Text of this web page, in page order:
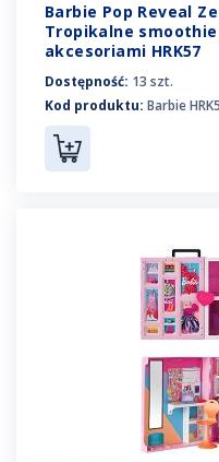
Barbie Pop Reveal
Tropikalne
akcesoriami HRK57
Dostępność: 13 szt.
Kod produktu: Barbie